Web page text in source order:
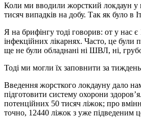
Коли ми вводили жорсткий локдаун у
тисяч випадків на добу. Так як було в
Я на брифінгу тоді говорив: от у нас є
інфекційних лікарнях. Часто, це були
ще не були обладнані ні ШВЛ, ні,
Тоді ми могли їх заповнити за
Введення жорсткого локдауну дало
підготовити систему охорони
потенційних 50 тисяч ліжок; про
точно, 12440 ліжок з уже підведеним